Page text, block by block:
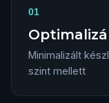
01
Minimalizált
szint mellett